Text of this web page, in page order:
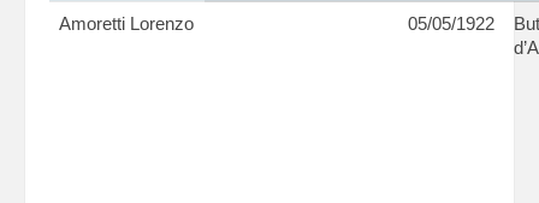
Amoretti Lorenzo 05/05/1922